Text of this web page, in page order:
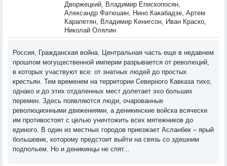
Дворжецкий, Владимир Епископосян,
Александр Фатюшин, Нино Какабадзе, Артем
Карапетян, Владимир Кенигсон, Иван Краско,
Николай Олялин
Россия, Гражданская война. Центральная часть еще в недавнем
прошлом могущественной империи разрывается от революций,
в которых участвуют все: от знатных людей до простых
крестьян. Тем временем на территории Северного Кавказа тихо,
однако и до этих отдаленных мест долетает эхо больших
перемен. Здесь появляются люди, очарованные
революционными движениями, а деникинские войска всячески
им противостоят с целью уничтожить всех мятежников до
единого. В один из местных городов приезжает Асланбек – ярый
большевик, которому предстоит выйти на связь со здешним
подпольем. Но и деникинцы не спят...